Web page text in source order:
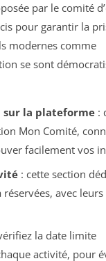
par le comité
pour garantir la
modernes comme
se sont
sur la plateforme:
Mon Comité,
facilement vos
: cette section
avec
la date limite
activité, pour